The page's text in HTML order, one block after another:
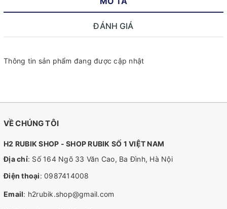
ĐÁNH GIÁ
Thông tin sản phẩm đang được cập nhật
VỀ CHÚNG TÔI
H2 RUBIK SHOP - SHOP RUBIK SỐ 1 VIỆT NAM
Địa chỉ: Số 164 Ngõ 33 Văn Cao, Ba Đình, Hà Nội
Điện thoại: 0987414008
Email: h2rubik.shop@gmail.com